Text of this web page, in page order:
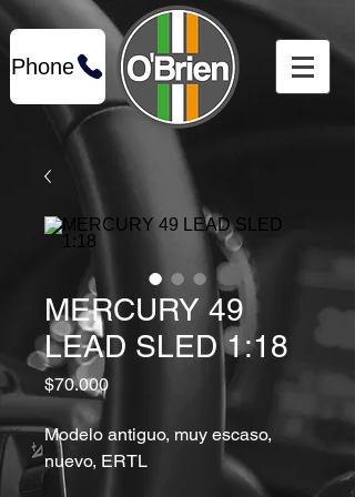
Phone
MERCURY 49
LEAD SLED 1:18
$70.000Precio
Modelo antiguo, muy escaso,
nuevo, ERTL